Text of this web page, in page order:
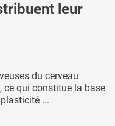
leur
du cerveau
ce qui constitue la base
...